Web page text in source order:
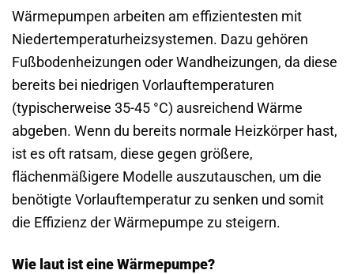
Wärmepumpen arbeiten am effizientesten mit
Niedertemperaturheizsystemen. Dazu gehören
Fußbodenheizungen oder Wandheizungen, da diese
bereits bei niedrigen Vorlauftemperaturen
(typischerweise 35-45 °C) ausreichend Wärme
abgeben. Wenn du bereits normale Heizkörper hast,
ist es oft ratsam, diese gegen größere,
flächenmäßigere Modelle auszutauschen, um die
benötigte Vorlauftemperatur zu senken und somit
die Effizienz der Wärmepumpe zu steigern.
Wie laut ist eine Wärmepumpe?